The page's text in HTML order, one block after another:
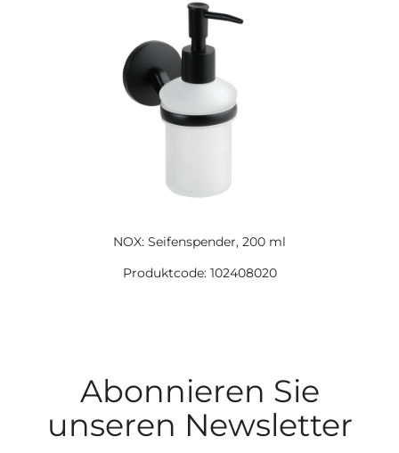
NOX: Seifenspender, 200 ml
Produktcode: 102408020
Abonnieren Sie
unseren Newsletter